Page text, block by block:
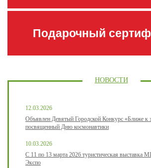
Подарочный
НОВОСТИ
12.03.2026
Объявлен Девятый Городской Конкурс «Ближе к
посвященный Дню космонавтики
10.03.2026
С 11 по 13 марта 2026 туристическая выставка
Экспо